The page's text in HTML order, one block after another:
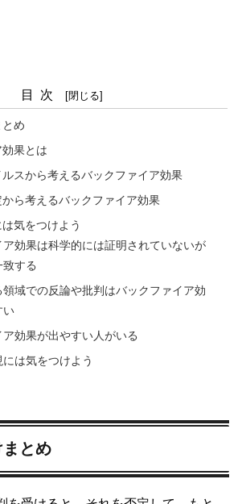
目次
め
果とは
スから考えるバックファイア効果
ら考えるバックファイア効果
気をつけよう
効果は科学的には証明されていないが
する
域での反論や批判はバックファイア効
い
効果が出やすい人がいる
は気をつけよう
とめ